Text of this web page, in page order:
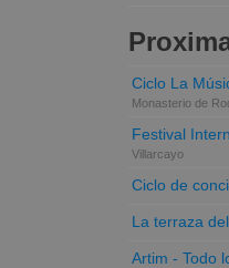
Ciclo La
Monasterio de
Festival
Villarcayo
Ciclo de
La terraza
Artim - Todo